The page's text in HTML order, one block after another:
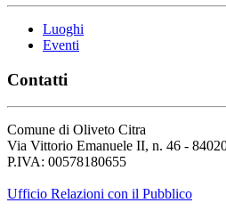
Luoghi
Eventi
Contatti
Comune di Oliveto Citra
Via Vittorio Emanuele II, n. 46 -
P.IVA: 00578180655
Ufficio Relazioni con il Pubblico